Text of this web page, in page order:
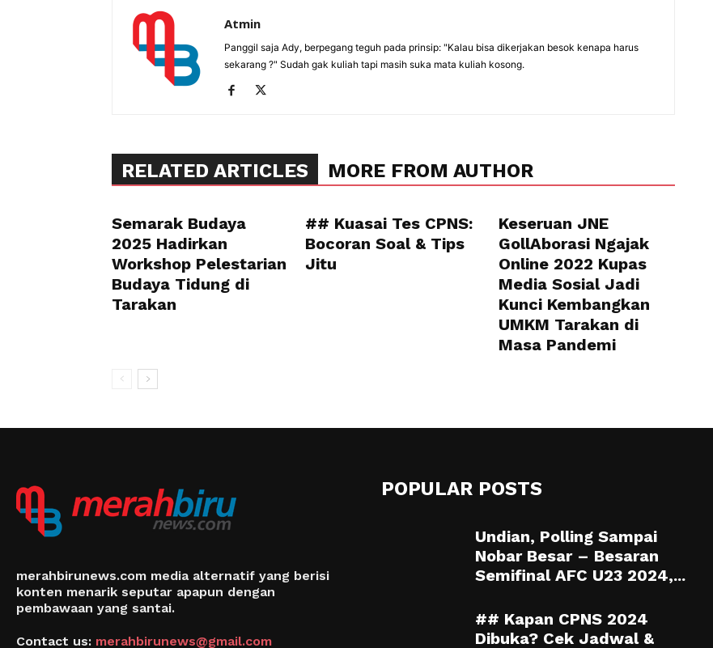
Atmin
Panggil saja Ady, berpegang teguh pada prinsip: "Kalau bisa dikerjakan besok kenapa harus
sekarang ?" Sudah gak kuliah tapi masih suka mata kuliah kosong.
RELATED ARTICLES MORE FROM AUTHOR
Semarak Budaya
2025 Hadirkan
Workshop Pelestarian
Budaya Tidung di
Tarakan
## Kuasai Tes CPNS:
Bocoran Soal & Tips
Jitu
Keseruan JNE
GollAborasi Ngajak
Online 2022 Kupas
Media Sosial Jadi
Kunci Kembangkan
UMKM Tarakan di
Masa Pandemi
merahbirunews.com media alternatif yang berisi
konten menarik seputar apapun dengan
pembawaan yang santai.
Contact us: merahbirunews@gmail.com
POPULAR POSTS
Undian, Polling Sampai
Nobar Besar – Besaran
Semifinal AFC U23 2024,...
## Kapan CPNS 2024
Dibuka? Cek Jadwal &